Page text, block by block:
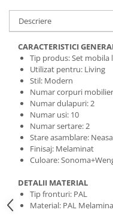
Descriere
CARACTERISTICI
Tip produs: Set mobila
Utilizat pentru: Living
Stil: Modern
Numar corpuri
Numar dulapuri: 2
Numar usi: 10
Numar sertare: 2
Stare asamblare:
Finisaj: Melaminat
Culoare:
DETALII MATERIAL
Tip fronturi: PAL
Material: PAL